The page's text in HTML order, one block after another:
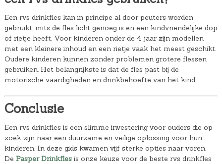
Een rvs drinkfles kan in principe al door peuters worden
gebruikt, mits de fles licht genoeg is en een kindvriendelijke dop
of rietje heeft. Voor kinderen onder de 4 jaar zijn modellen
met een kleinere inhoud en een rietje vaak het meest geschikt.
Oudere kinderen kunnen zonder problemen grotere flessen
gebruiken. Het belangrijkste is dat de fles past bij de
motorische vaardigheden en drinkbehoefte van het kind.
Conclusie
Een rvs drinkfles is een slimme investering voor ouders die op
zoek zijn naar een duurzame en veilige oplossing voor hun
kinderen. In deze gids kwamen vijf sterke opties naar voren.
De Pasper Drinkflesis onze keuze voor de beste rvs drinkfles